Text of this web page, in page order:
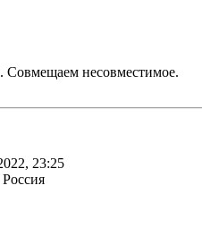
несовместимое.
23:25
Россия